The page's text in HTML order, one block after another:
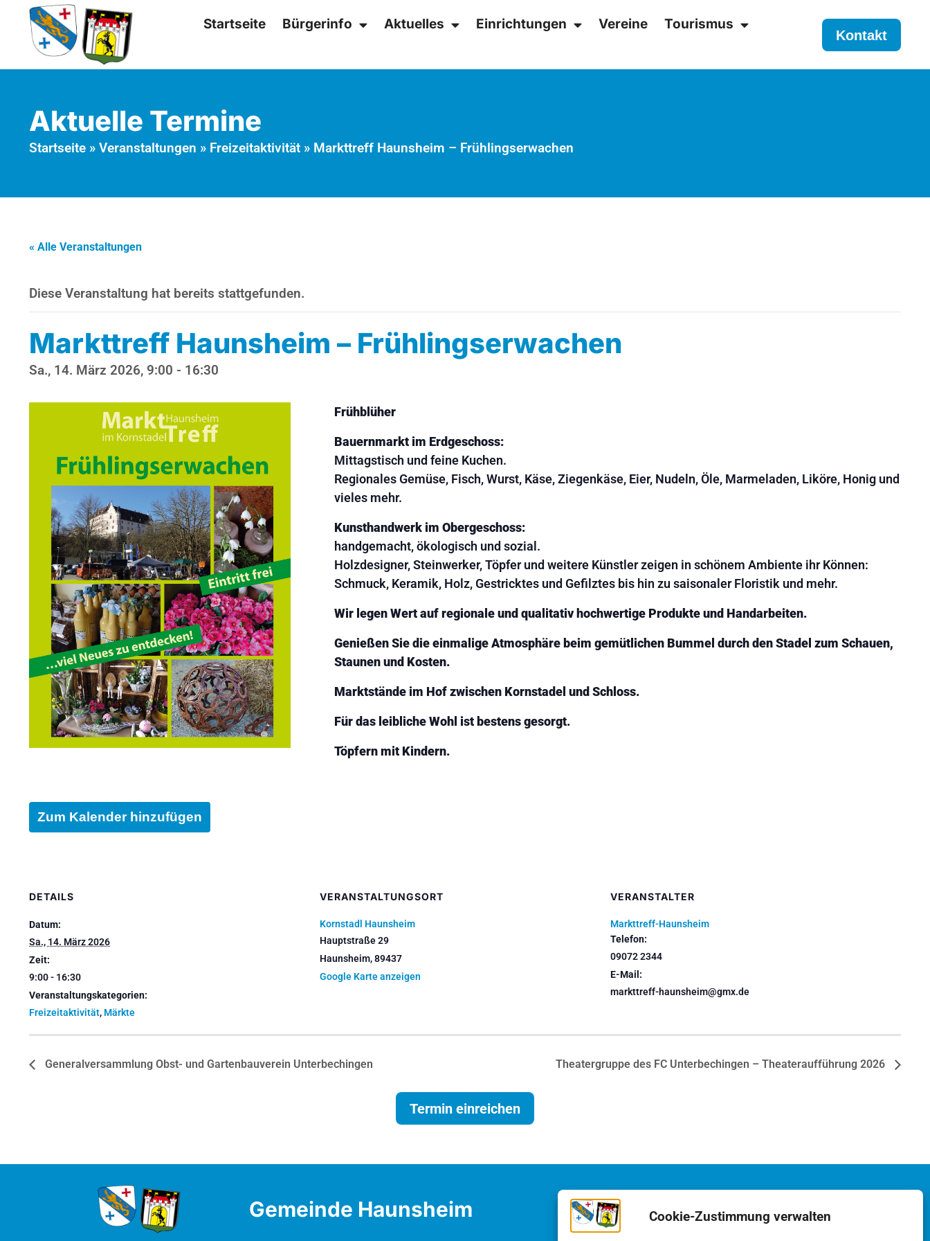
Cookie-Zustimmung verwalten
Startseite Bürgerinfo Aktuelles Einrichtungen Vereine Tourismus
Kontakt
Aktuelle Termine
Startseite » Veranstaltungen » Freizeitaktivität » Markttreff Haunsheim – Frühlingserwachen
« Alle Veranstaltungen
Diese Veranstaltung hat bereits stattgefunden.
Markttreff Haunsheim – Frühlingserwachen
Sa., 14. März 2026, 9:00 - 16:30
Frühblüher
Bauernmarkt im Erdgeschoss:
Mittagstisch und feine Kuchen.
Regionales Gemüse, Fisch, Wurst, Käse, Ziegenkäse, Eier, Nudeln, Öle, Marmeladen, Liköre, Honig und
vieles mehr.
Kunsthandwerk im Obergeschoss:
handgemacht, ökologisch und sozial.
Holzdesigner, Steinwerker, Töpfer und weitere Künstler zeigen in schönem Ambiente ihr Können:
Schmuck, Keramik, Holz, Gestricktes und Gefilztes bis hin zu saisonaler Floristik und mehr.
Wir legen Wert auf regionale und qualitativ hochwertige Produkte und Handarbeiten.
Genießen Sie die einmalige Atmosphäre beim gemütlichen Bummel durch den Stadel zum Schauen,
Staunen und Kosten.
Marktstände im Hof zwischen Kornstadel und Schloss.
Für das leibliche Wohl ist bestens gesorgt.
Töpfern mit Kindern.
Zum Kalender hinzufügen
DETAILS
Datum:
Sa., 14. März 2026
Zeit:
9:00 - 16:30
Veranstaltungskategorien:
Freizeitaktivität, Märkte
VERANSTALTUNGSORT
Kornstadl Haunsheim
Hauptstraße 29
Haunsheim,89437
Google Karte anzeigen
VERANSTALTER
Markttreff-Haunsheim
Telefon:
09072 2344
E-Mail:
markttreff-haunsheim@gmx.de
Generalversammlung Obst- und Gartenbauverein Unterbechingen Theatergruppe des FC Unterbechingen – Theateraufführung 2026
Termin einreichen
Gemeinde Haunsheim